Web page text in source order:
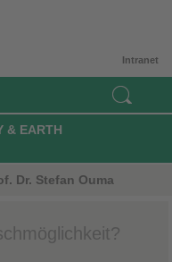
Intranet
& EARTH
Dr. Stefan Ouma